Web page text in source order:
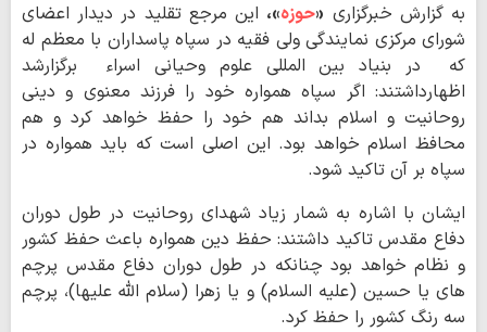
به گزارش خبرگزاری «حوزه»، این مرجع تقلید در دیدار اعضای
شورای مرکزی نمایندگی ولی فقیه در سپاه پاسداران با معظم له
که در بنیاد بین المللی علوم وحیانی اسراء برگزارشد
اظهارداشتند: اگر سپاه همواره خود را فرزند معنوی و دینی
روحانیت و اسلام بداند هم خود را حفظ خواهد کرد و هم
محافظ اسلام خواهد بود. این اصلی است که باید همواره در
سپاه بر آن تاکید شود.
ایشان با اشاره به شمار زیاد شهدای روحانیت در طول دوران
دفاع مقدس تاکید داشتند: حفظ دین همواره باعث حفظ کشور
و نظام خواهد بود چنانکه در طول دوران دفاع مقدس پرچم
های یا حسین (علیه السلام) و یا زهرا (سلام الله علیها)، پرچم
سه رنگ کشور را حفظ کرد.